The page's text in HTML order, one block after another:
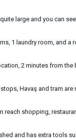
large and you can
1 laundry room, and a
2 minutes from
stops, Havaş and tram are
reach shopping,
and has extra tools